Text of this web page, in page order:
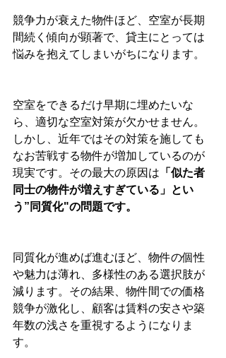
競争力が衰えた物件ほど、空室が長期
間続く傾向が顕著で、貸主にとっては
悩みを抱えてしまいがちになります。
空室をできるだけ早期に埋めたいな
ら、適切な空室対策が欠かせません。
しかし、近年ではその対策を施しても
なお苦戦する物件が増加しているのが
現実です。その最大の原因は 「似た者
同士の物件が増えすぎている」とい
う”同質化"の問題です。
同質化が進めば進むほど、物件の個性
や魅力は薄れ、多様性のある選択肢が
減ります。その結果、物件間での価格
競争が激化し、顧客は賃料の安さや築
年数の浅さを重視するようになりま
す。